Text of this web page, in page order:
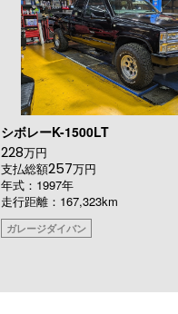
シボレーK-1500LT
228万円
支払総額257万円
年式：1997年
走行距離：167,323km
ガレージダイバン